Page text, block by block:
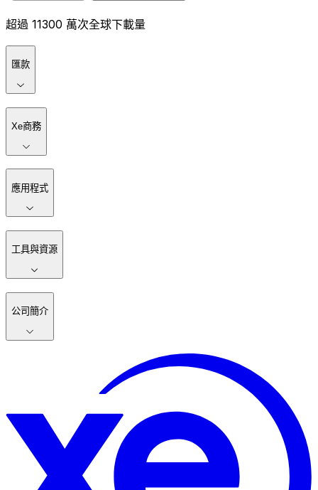
超過 11300 萬次全球下載量
匯款
Xe商務
應用程式
工具與資源
公司簡介